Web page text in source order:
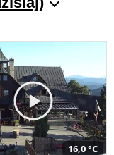
16,0 °C